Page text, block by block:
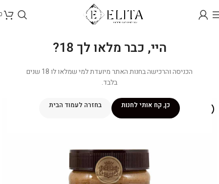
היי, כבר מלאו לך 18?
הכניסה והרכישה בחנות האתר מיועדת למי שמלאו לו 18 שנים
בלבד.
כן, קח אותי לחנות בחזרה לעמוד הבית